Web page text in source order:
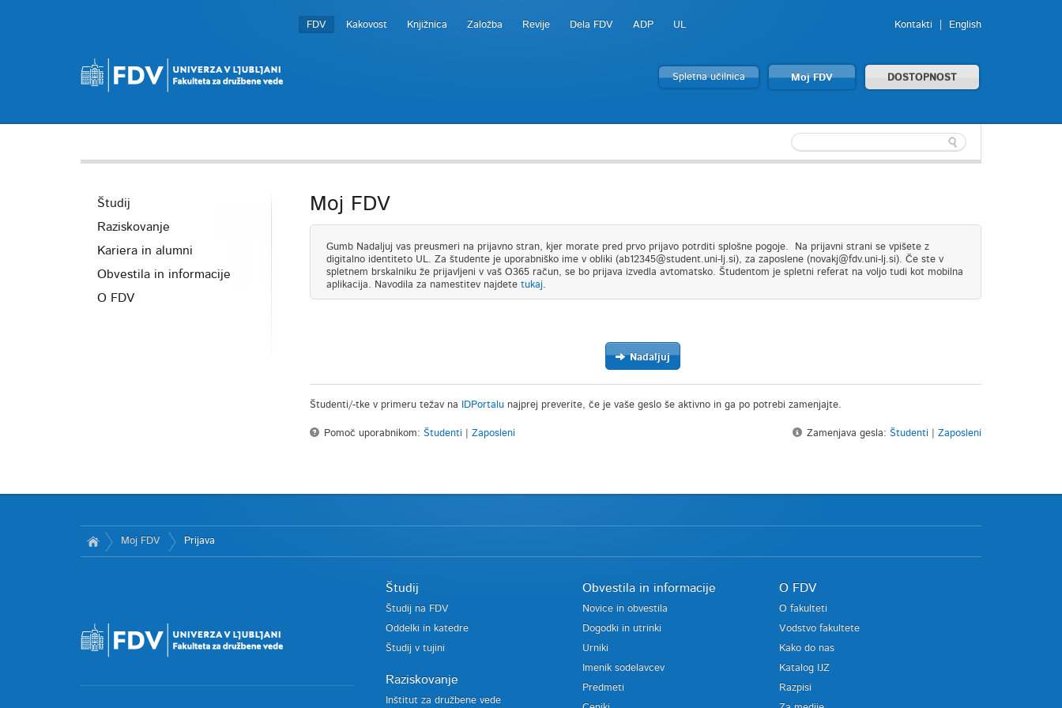
FDV Kakovost Knjižnica Založba Revije Dela FDV ADP UL Kontakti English
Spletna učilnica Moj FDV DOSTOPNOST
Študij
Raziskovanje
Kariera in alumni
Obvestila in informacije
O FDV
Moj FDV
Gumb Nadaljuj vas preusmeri na prijavno stran, kjer morate pred prvo prijavo potrditi splošne pogoje. Na prijavni strani se vpišete z
digitalno identiteto UL. Za študente je uporabniško ime v obliki (ab12345@student.uni-lj.si), za zaposlene (novakj@fdv.uni-lj.si). Če ste v
spletnem brskalniku že prijavljeni v vaš O365 račun, se bo prijava izvedla avtomatsko. Študentom je spletni referat na voljo tudi kot mobilna
aplikacija. Navodila za namestitev najdete tukaj.
Nadaljuj
Študenti/-tke v primeru težav na IDPortalunajprej preverite, če je vaše geslo še aktivno in ga po potrebi zamenjajte.
Pomoč uporabnikom: Študenti Zaposleni Zamenjava gesla: Študenti Zaposleni
Moj FDV Prijava
Študij
Študij na FDV
Oddelki in katedre
Študij v tujini
Raziskovanje
Inštitut za družbene vede
Obvestila in informacije
Novice in obvestila
Dogodki in utrinki
Urniki
Imenik sodelavcev
Predmeti
O FDV
O fakulteti
Vodstvo fakultete
Kako do nas
Katalog IJZ
Razpisi